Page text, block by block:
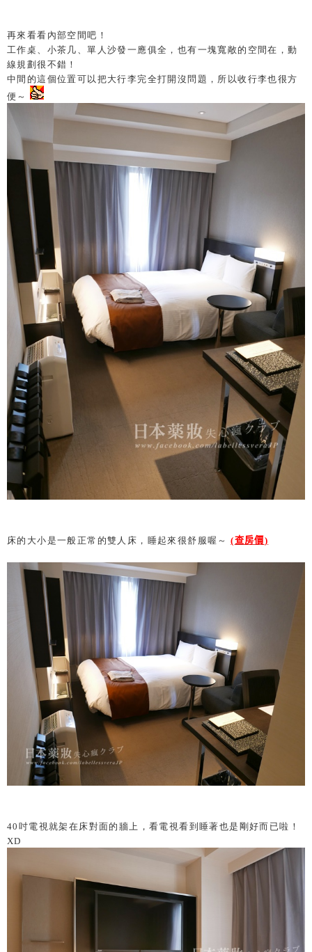
再來看看內部空間吧！
工作桌、小茶几、單人沙發一應俱全，也有一塊寬敞的空間在，動
線規劃很不錯！
中間的這個位置可以把大行李完全打開沒問題，所以收行李也很方
便～
床的大小是一般正常的雙人床，睡起來很舒服喔～(查房價)
40 吋電視就架在床對面的牆上，看電視看到睡著也是剛好而已啦！
XD